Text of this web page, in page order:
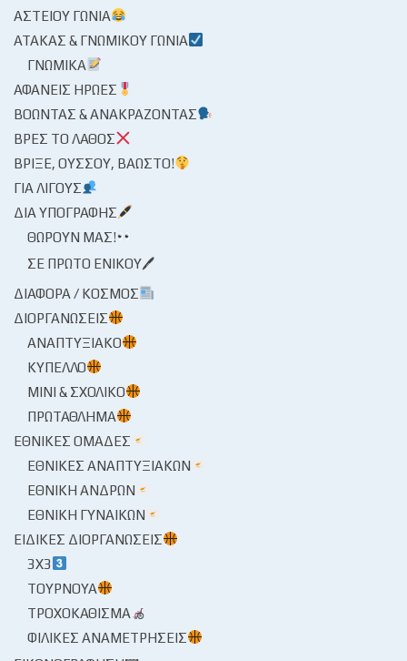
ΑΣΤΕΊΟΥ ΓΩΝΊΑ
ΑΤΆΚΑΣ & ΓΝΩΜΙΚΟΎ ΓΩΝΊΑ
ΓΝΩΜΙΚΆ
ΑΦΑΝΕΊΣ ΉΡΩΕΣ
ΒΟΏΝΤΑΣ & ΑΝΑΚΡΆΖΟΝΤΑΣ
ΒΡΕΣ ΤΟ ΛΆΘΟΣ
ΒΡΊΞΕ, ΟΎΣΣΟΥ, ΒΆΩΣΤΟ!
ΓΙΑ ΛΊΓΟΥΣ
ΔΙΑ ΥΠΟΓΡΑΦΉΣ
ΘΩΡΟΎΝ ΜΑΣ!
ΣΕ ΠΡΏΤΟ ΕΝΙΚΟΎ🖊
ΔΙΆΦΟΡΑ / ΚΌΣΜΟΣ
ΔΙΟΡΓΑΝΏΣΕΙΣ
ΑΝΑΠΤΥΞΙΑΚΌ
ΚΎΠΕΛΛΟ
ΜΊΝΙ & ΣΧΟΛΙΚΌ
ΠΡΩΤΆΘΛΗΜΑ
ΕΘΝΙΚΈΣ ΟΜΆΔΕΣ
ΕΘΝΙΚΈΣ ΑΝΑΠΤΥΞΙΑΚΏΝ
ΕΘΝΙΚΉ ΑΝΔΡΏΝ
ΕΘΝΙΚΉ ΓΥΝΑΙΚΏΝ
ΕΙΔΙΚΈΣ ΔΙΟΡΓΑΝΏΣΕΙΣ
3X3
ΤΟΥΡΝΟΥΆ
ΤΡΟΧΟΚΆΘΙΣΜΑ
ΦΙΛΙΚΈΣ ΑΝΑΜΕΤΡΉΣΕΙΣ